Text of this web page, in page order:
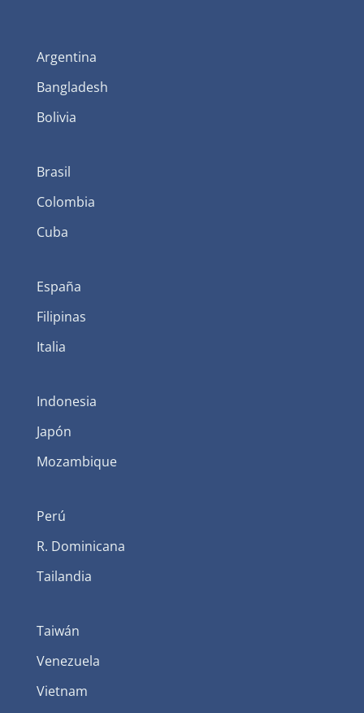
Argentina
Bangladesh
Bolivia
Brasil
Colombia
Cuba
España
Filipinas
Italia
Indonesia
Japón
Mozambique
Perú
R. Dominicana
Tailandia
Taiwán
Venezuela
Vietnam